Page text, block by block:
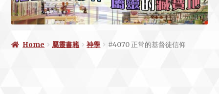
Home 屬靈書籍 神學 #4070 正常的基督徒信仰